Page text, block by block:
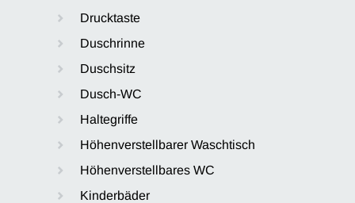
Drucktaste
Duschrinne
Duschsitz
Dusch-WC
Haltegriffe
Höhenverstellbarer Waschtisch
Höhenverstellbares WC
Kinderbäder